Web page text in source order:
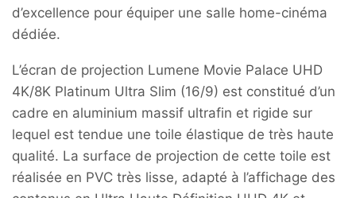
d’excellence pour équiper une salle home-cinéma
dédiée.
L’écran de projection Lumene Movie Palace UHD
4K/8K Platinum Ultra Slim (16/9) est constitué d’un
cadre en aluminium massif ultrafin et rigide sur
lequel est tendue une toile élastique de très haute
qualité. La surface de projection de cette toile est
réalisée en PVC très lisse, adapté à l’affichage des